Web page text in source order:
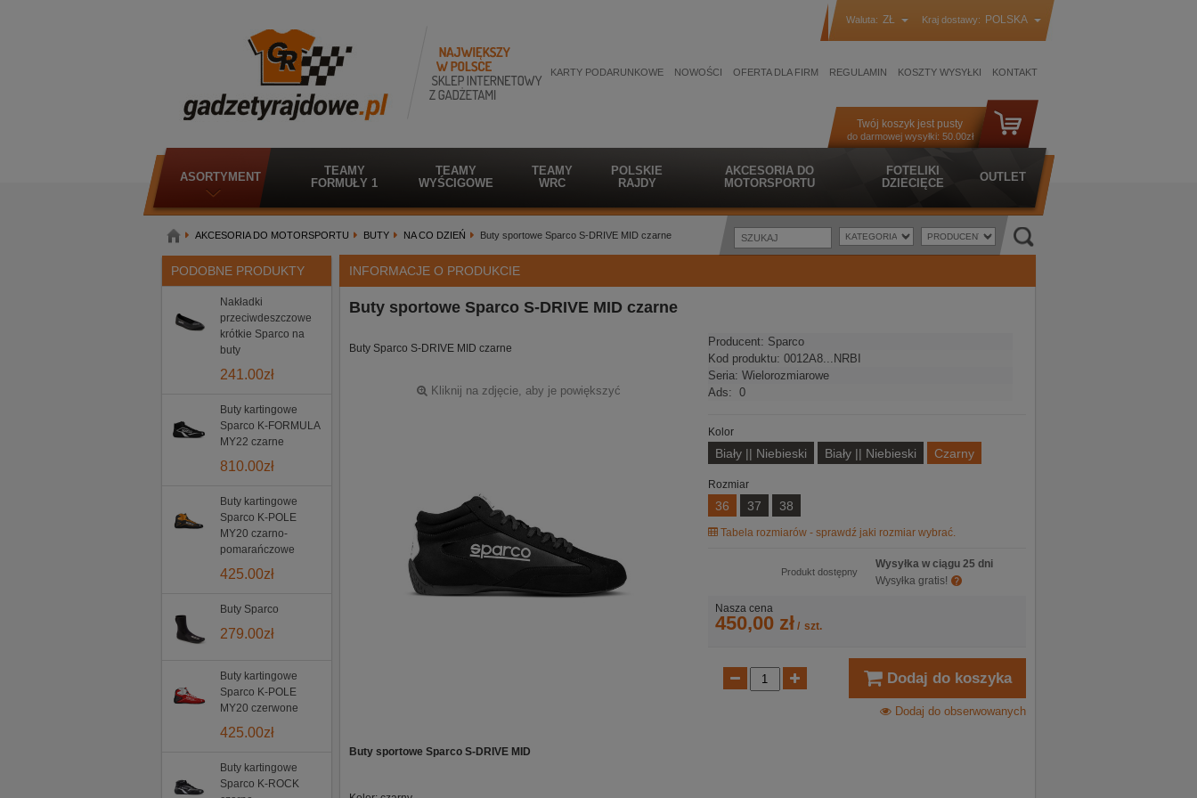
Waluta: ZŁ Kraj dostawy: POLSKA
KARTY PODARUNKOWE NOWOŚCI OFERTA DLA FIRM REGULAMIN KOSZTY WYSYŁKI KONTAKT
Twój koszyk jest pusty
do darmowej wysyłki: 50.00zł
ASORTYMENT
TEAMY
FORMUŁY 1
TEAMY
WYŚCIGOWE
TEAMY
WRC
POLSKIE
RAJDY
AKCESORIA DO
MOTORSPORTU
FOTELIKI
DZIECIĘCE
OUTLET
AKCESORIA DO MOTORSPORTU BUTY NA CO DZIEŃ Buty sportowe Sparco S-DRIVE MID czarne
PODOBNE PRODUKTY
Nakładki
przeciwdeszczowe
krótkie Sparco na
buty
241.00zł
Buty kartingowe
Sparco K-FORMULA
MY22 czarne
810.00zł
Buty kartingowe
Sparco K-POLE
MY20 czarno-
pomarańczowe
425.00zł
Buty Sparco
279.00zł
Buty kartingowe
Sparco K-POLE
MY20 czerwone
425.00zł
Buty kartingowe
Sparco K-ROCK
INFORMACJE O PRODUKCIE
Buty sportowe Sparco S-DRIVE MID czarne
Buty Sparco S-DRIVE MID czarne
Kliknij na zdjęcie, aby je powiększyć
Producent: Sparco
Kod produktu: 0012A8...NRBI
Seria: Wielorozmiarowe
Ads: 0
Kolor
Biały || Niebieski Biały || Niebieski Czarny
Rozmiar
36 37 38
Tabela rozmiarów - sprawdź jaki rozmiar wybrać.
Produkt dostępny
Wysyłka w ciągu 25 dni
Wysyłka gratis!
Nasza cena
450,00 zł/ szt.
Dodaj do koszyka
Dodaj do obserwowanych
Buty sportowe Sparco S-DRIVE MID